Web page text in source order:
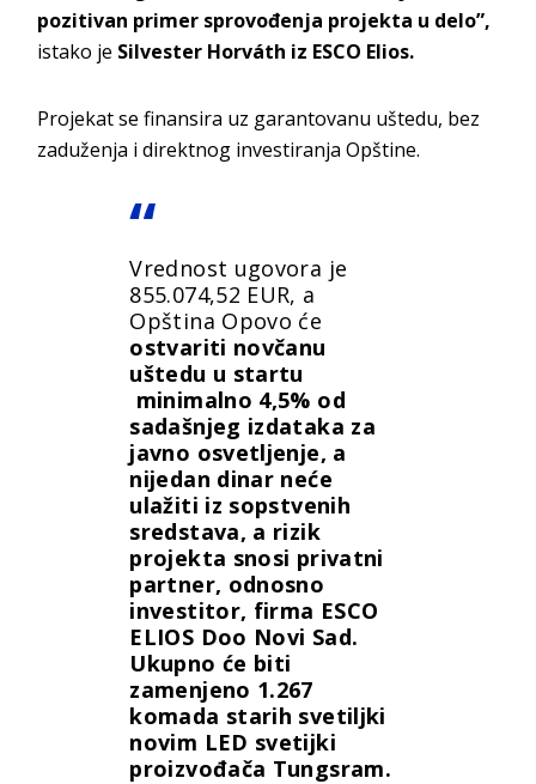
pozitivan primer sprovođenja projekta u delo”,
istako je Silvester Horváth iz ESCO Elios.
Projekat se finansira uz garantovanu uštedu, bez
zaduženja i direktnog investiranja Opštine.
Vrednost ugovora je
855.074,52 EUR, a
Opština Opovo će
ostvariti novčanu
uštedu u startu
minimalno 4,5% od
sadašnjeg izdataka za
javno osvetljenje, a
nijedan dinar neće
ulažiti iz sopstvenih
sredstava, a rizik
projekta snosi privatni
partner, odnosno
investitor, firma ESCO
ELIOS Doo Novi Sad.
Ukupno će biti
zamenjeno 1.267
komada starih svetiljki
novim LED svetijki
proizvođača Tungsram.